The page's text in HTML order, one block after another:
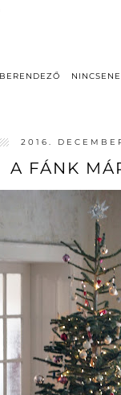
2016.
A FÁNK